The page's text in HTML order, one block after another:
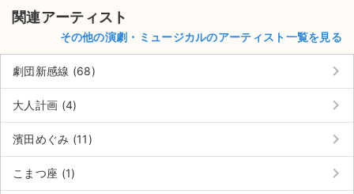
チケットジャム利用規約
プライバシーポリシー
特定商取引法に基づく表記
公演登録依頼
不正転売禁止法について
関連アーティスト
その他の演劇・ミュージカルのアーティスト一覧を見る
劇団新感線 (68) keyboard_arrow_right
大人計画 (4) keyboard_arrow_right
濱田めぐみ (11) keyboard_arrow_right
こまつ座 (1) keyboard_arrow_right